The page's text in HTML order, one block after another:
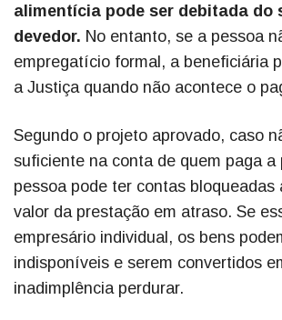
alimentícia pode ser debitada do
devedor. No entanto, se a pessoa
empregatício formal, a beneficiária
a Justiça quando não acontece o
Segundo o projeto aprovado, caso
suficiente na conta de quem paga a
pessoa pode ter contas bloqueadas
valor da prestação em atraso. Se
empresário individual, os bens
indisponíveis e serem convertidos
inadimplência perdurar.